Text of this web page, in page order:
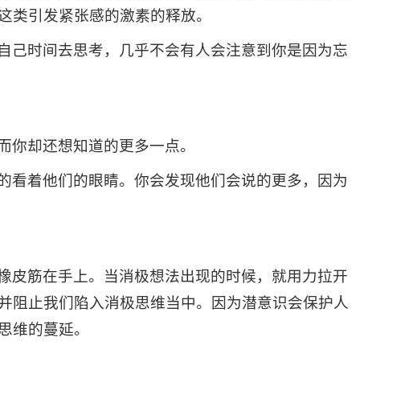
引发紧张感的激素的释放。
己时间去思考，几乎不会有人会注意到你是因为忘
却还想知道的更多一点。
看着他们的眼睛。你会发现他们会说的更多，因为
皮筋在手上。当消极想法出现的时候，就用力拉开
阻止我们陷入消极思维当中。因为潜意识会保护人
维的蔓延。